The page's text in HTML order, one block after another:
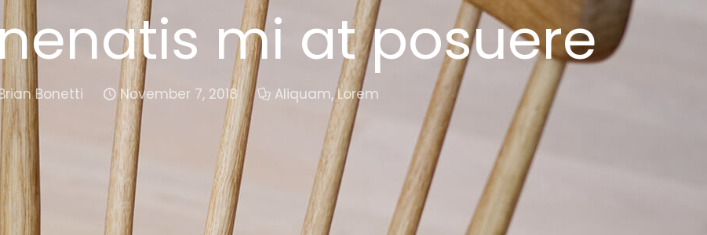
mi at posuere
Bonetti November 7, 2018 Aliquam,Lorem